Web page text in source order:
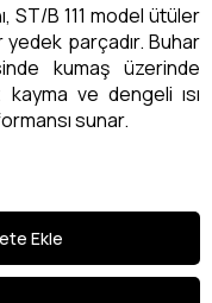
ST/B 111 model ütüler
yedek parçadır. Buhar
kumaş üzerinde
ve dengeli ısı
sunar.